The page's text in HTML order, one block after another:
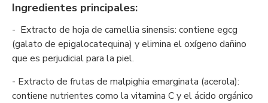
Ingredientes principales:
- Extracto de hoja de camellia sinensis: contiene egcg
(galato de epigalocatequina) y elimina el oxígeno dañino
que es perjudicial para la piel.
- Extracto de frutas de malpighia emarginata (acerola):
contiene nutrientes como la vitamina C y el ácido orgánico